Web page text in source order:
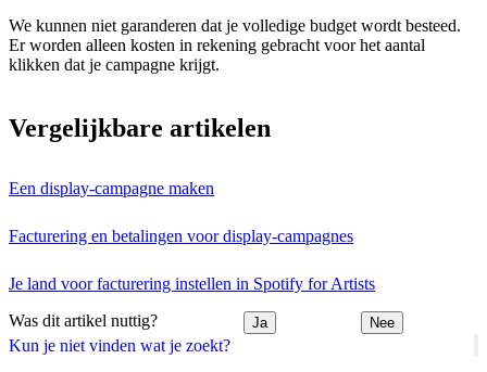
Kun je niet vinden wat je zoekt?
We kunnen niet garanderen dat je volledige budget wordt besteed.
Er worden alleen kosten in rekening gebracht voor het aantal
klikken dat je campagne krijgt.
Vergelijkbare artikelen
Een display-campagne maken
Facturering en betalingen voor display-campagnes
Je land voor facturering instellen in Spotify for Artists
Was dit artikel nuttig? Ja Nee